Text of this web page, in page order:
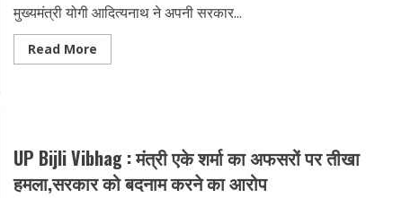
मुख्यमंत्री योगी आदित्यनाथ ने अपनी सरकार...
Read MoreRead
more
बैठक:
विकास,
योजनाएं
और
UP Bijli Vibhag : मंत्री एके शर्मा का अफसरों पर तीखा
हमला,सरकार को बदनाम करने का आरोप